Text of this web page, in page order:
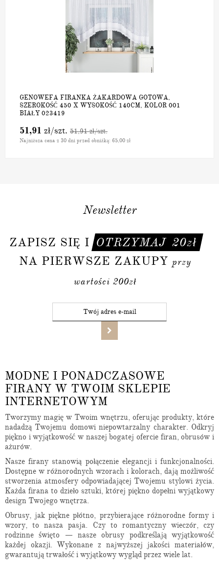
GENOWEFA FIRANKA ŻAKARDOWA GOTOWA,
SZEROKOŚĆ 450 X WYSOKOŚĆ 140CM, KOLOR 001
BIAŁY 023419
51,91 zł/szt. 51,91zł/szt.
Najniższa cena z 30 dni przed obniżką: 65,00 zł
Newsletter
ZAPISZ SIĘ I OTRZYMAJ 20zł
NA PIERWSZE ZAKUPY przy
wartości 200zł
MODNE I PONADCZASOWE
FIRANY W TWOIM SKLEPIE
INTERNETOWYM
Tworzymy magię w Twoim wnętrzu, oferując produkty, które
nadadzą Twojemu domowi niepowtarzalny charakter. Odkryj
piękno i wyjątkowość w naszej bogatej ofercie firan, obrusów i
ażurów.
Nasze firany stanowią połączenie elegancji i funkcjonalności.
Dostępne w różnorodnych wzorach i kolorach, dają możliwość
stworzenia atmosfery odpowiadającej Twojemu stylowi życia.
Każda firana to dzieło sztuki, której piękno dopełni wyjątkowy
design Twojego wnętrza.
Obrusy, jak piękne płótno, przybierające różnorodne formy i
wzory, to nasza pasja. Czy to romantyczny wieczór, czy
rodzinne święto — nasze obrusy podkreślają wyjątkowość
każdej okazji. Wykonane z najwyższej jakości materiałów,
gwarantują trwałość i wyjątkowy wygląd przez wiele lat.